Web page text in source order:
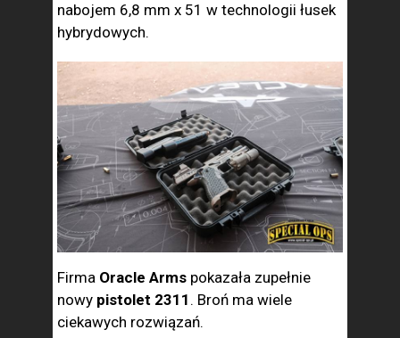
nabojem 6,8 mm x 51 w technologii łusek
hybrydowych.
Firma Oracle Arms pokazała zupełnie
nowy pistolet 2311 . Broń ma wiele
ciekawych rozwiązań.